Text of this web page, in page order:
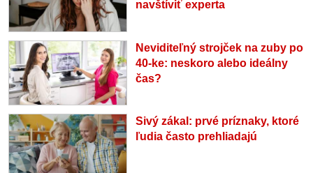
navštíviť experta
Neviditeľný strojček na zuby po
40-ke: neskoro alebo ideálny
čas?
Sivý zákal: prvé príznaky, ktoré
ľudia často prehliadajú